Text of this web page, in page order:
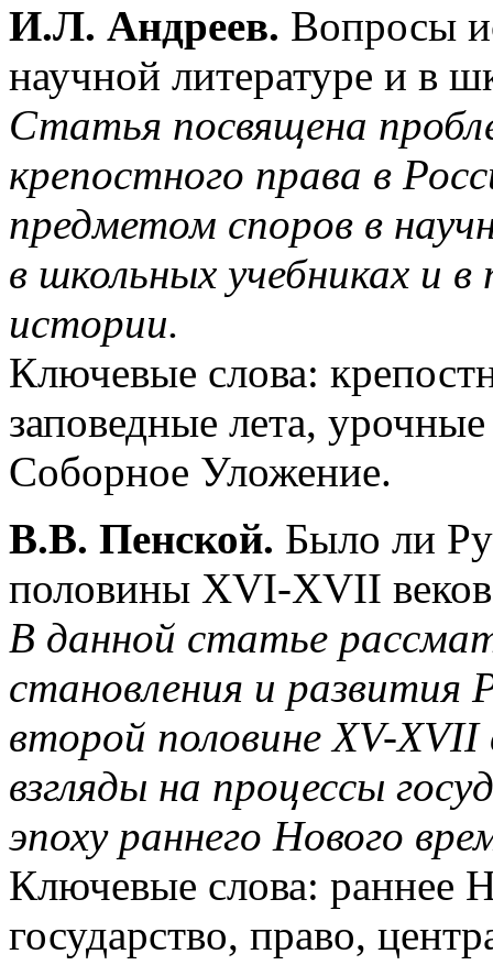
И.Л. Андреев. Вопросы
научной литературе и в
Статья посвящена
крепостного права в
предметом споров в
в школьных учебниках и
истории.
Ключевые слова:
заповедные лета,
Соборное Уложение.
В.В. Пенской. Было ли
половины XVI-XVII
В данной статье
становления и развития
второй половине XV-XVII
взгляды на процессы
эпоху раннего Нового
Ключевые слова: раннее
государство, право,